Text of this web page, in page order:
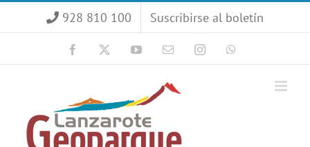
928 810 100 Suscribirse al boletín
Facebook YouTubeCorreoInstagram